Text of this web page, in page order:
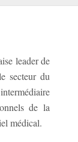
leader de
secteur du
de la
médical.